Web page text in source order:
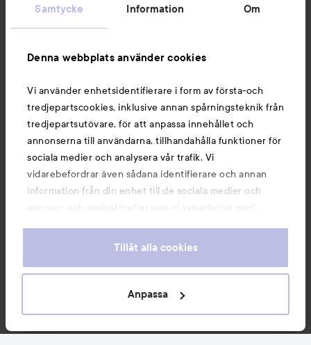
Samtycke Information Om
Denna webbplats använder cookies
Vi använder enhetsidentifierare i form av första-och
tredjepartscookies, inklusive annan spårningsteknik från
tredjepartsutövare, för att anpassa innehållet och
annonserna till användarna, tillhandahålla funktioner för
sociala medier och analysera vår trafik. Vi
vidarebefordrar även sådana identifierare och annan
information från din enhet till de sociala medier och
annons- och analysföretag som vi samarbetar med.
information som du har tillhandahållit eller som de har
våra cookies vid fortsatt användande av vår webbplats.
För information om hur du kan ändra inställningarna för
Tillåt alla cookies
Anpassa
Du kanske också gillar